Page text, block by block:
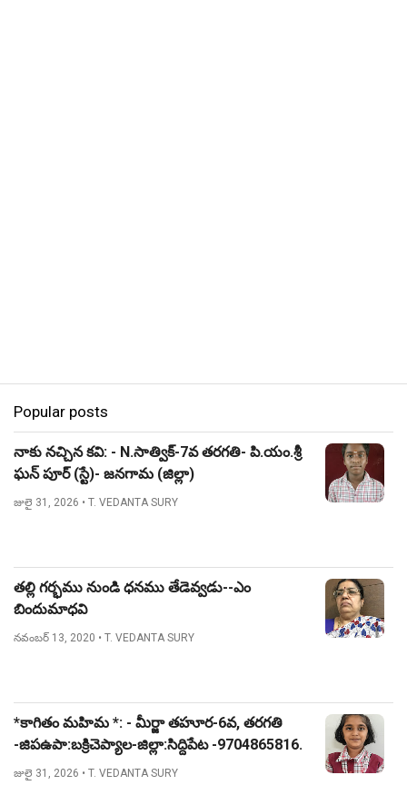
Popular posts
నాకు నచ్చిన కవి: - N.సాత్విక్-7వ తరగతి- పి.యం.శ్రీ
ఘన్ పూర్ (స్టే)- జనగామ (జిల్లా)
జులై 31, 2026 • T. VEDANTA SURY
తల్లి గర్భము నుండి ధనము తేడెవ్వడు--ఎం
బిందుమాధవి
నవంబర్ 13, 2020 • T. VEDANTA SURY
*కాగితం మహిమ *: - మీర్జా తహూర-6వ, తరగతి
-జిపఉపా:బక్రిచెప్యాల-జిల్లా:సిద్దిపేట -9704865816.
జులై 31, 2026 • T. VEDANTA SURY